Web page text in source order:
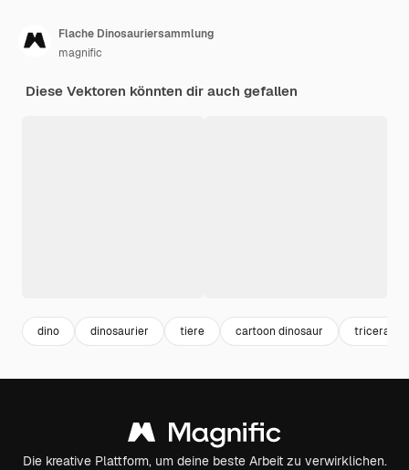
Flache Dinosauriersammlung
magnific
Diese Vektoren könnten dir auch gefallen
dino dinosaurier tiere cartoon dinosaur
Die kreative Plattform, um deine beste Arbeit zu verwirklichen.